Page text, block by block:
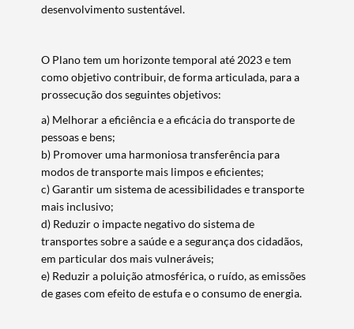
desenvolvimento sustentável.
O Plano tem um horizonte temporal até 2023 e tem
como objetivo contribuir, de forma articulada, para a
prossecução dos seguintes objetivos:
a) Melhorar a eficiência e a eficácia do transporte de
pessoas e bens;
b) Promover uma harmoniosa transferência para
modos de transporte mais limpos e eficientes;
c) Garantir um sistema de acessibilidades e transporte
mais inclusivo;
d) Reduzir o impacte negativo do sistema de
transportes sobre a saúde e a segurança dos cidadãos,
em particular dos mais vulneráveis;
e) Reduzir a poluição atmosférica, o ruído, as emissões
de gases com efeito de estufa e o consumo de energia.